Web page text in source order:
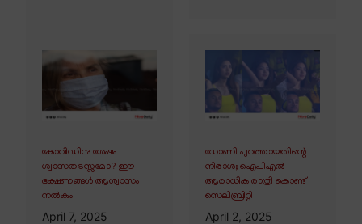
കോവിഡിനു ശേഷം
ശ്വാസതടസ്സമോ? ഈ
ഭക്ഷണങ്ങൾ ആശ്വാസം
നൽകും
April 7, 2025
ധോണി പുറത്തായതിന്റെ
നിരാശ; ഐപിഎൽ
ആരാധിക രാത്രി കൊണ്ട്
സെലിബ്രിറ്റി
April 2, 2025